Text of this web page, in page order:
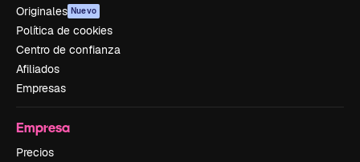
Originales Nuevo
Política de cookies
Centro de confianza
Afiliados
Empresas
Empresa
Precios